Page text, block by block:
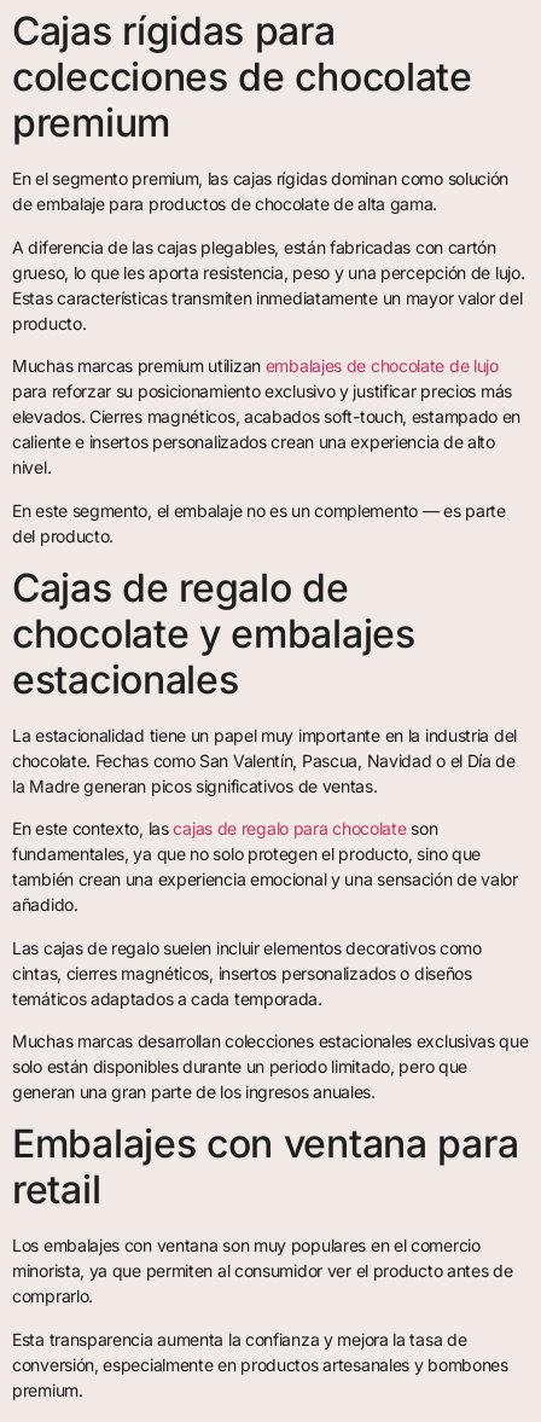
Cajas rígidas para
colecciones de chocolate
premium
En el segmento premium, las cajas rígidas dominan como solución
de embalaje para productos de chocolate de alta gama.
A diferencia de las cajas plegables, están fabricadas con cartón
grueso, lo que les aporta resistencia, peso y una percepción de lujo.
Estas características transmiten inmediatamente un mayor valor del
producto.
Muchas marcas premium utilizan embalajes de chocolate de lujo
para reforzar su posicionamiento exclusivo y justificar precios más
elevados. Cierres magnéticos, acabados soft-touch, estampado en
caliente e insertos personalizados crean una experiencia de alto
nivel.
En este segmento, el embalaje no es un complemento — es parte
del producto.
Cajas de regalo de
chocolate y embalajes
estacionales
La estacionalidad tiene un papel muy importante en la industria del
chocolate. Fechas como San Valentín, Pascua, Navidad o el Día de
la Madre generan picos significativos de ventas.
En este contexto, lascajas de regalo para chocolateson
fundamentales, ya que no solo protegen el producto, sino que
también crean una experiencia emocional y una sensación de valor
añadido.
Las cajas de regalo suelen incluir elementos decorativos como
cintas, cierres magnéticos, insertos personalizados o diseños
temáticos adaptados a cada temporada.
Muchas marcas desarrollan colecciones estacionales exclusivas que
solo están disponibles durante un periodo limitado, pero que
generan una gran parte de los ingresos anuales.
Embalajes con ventana para
retail
Los embalajes con ventana son muy populares en el comercio
minorista, ya que permiten al consumidor ver el producto antes de
comprarlo.
Esta transparencia aumenta la confianza y mejora la tasa de
conversión, especialmente en productos artesanales y bombones
premium.